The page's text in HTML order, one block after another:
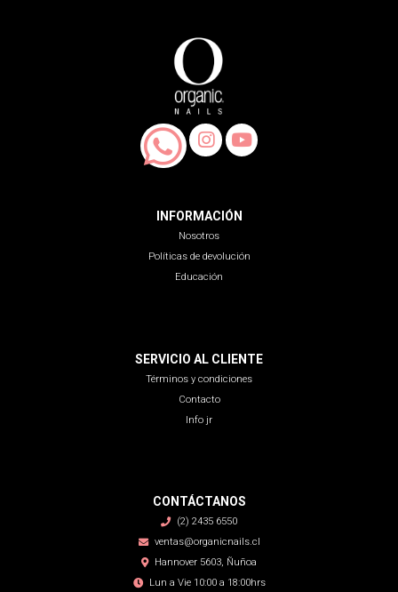
INFORMACIÓN
Nosotros
Políticas de devolución
Educación
SERVICIO AL CLIENTE
Términos y condiciones
Contacto
Info jr
CONTÁCTANOS
(2) 2435 6550
ventas@organicnails.cl
Hannover 5603, Ñuñoa
Lun a Vie 10:00 a 18:00hrs